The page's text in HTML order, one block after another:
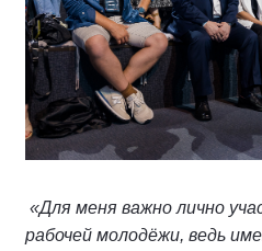
«Для меня важно лично
рабочей молодёжи, ведь